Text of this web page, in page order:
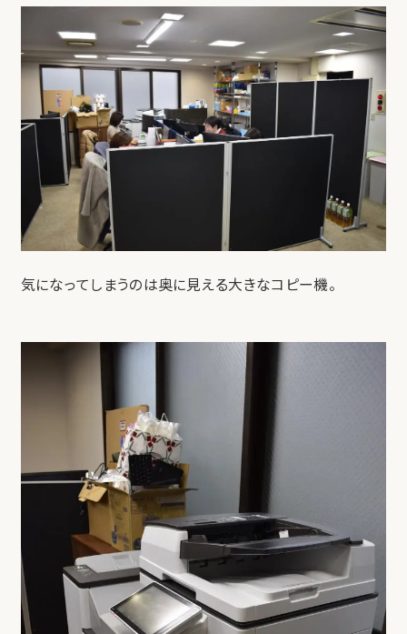
気になってしまうのは奥に見える大きなコピー機。